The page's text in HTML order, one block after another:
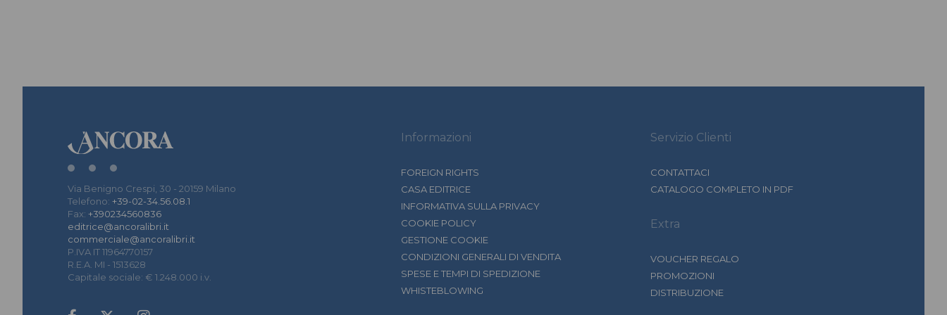
Via Benigno Crespi, 30 - 20159 Milano
Telefono: +39-02-34.56.08.1
Fax: +390234560836
editrice@ancoralibri.it
commerciale@ancoralibri.it
P.IVA IT 11964770157
R.E.A. MI - 1513628
Capitale sociale: € 1.248.000 i.v.
Informazioni
FOREIGN RIGHTS
CASA EDITRICE
INFORMATIVA SULLA PRIVACY
COOKIE POLICY
GESTIONE COOKIE
CONDIZIONI GENERALI DI VENDITA
SPESE E TEMPI DI SPEDIZIONE
WHISTEBLOWING
Servizio Clienti
CONTATTACI
CATALOGO COMPLETO IN PDF
Extra
VOUCHER REGALO
PROMOZIONI
DISTRIBUZIONE